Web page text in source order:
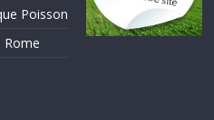
Poisson
Rome